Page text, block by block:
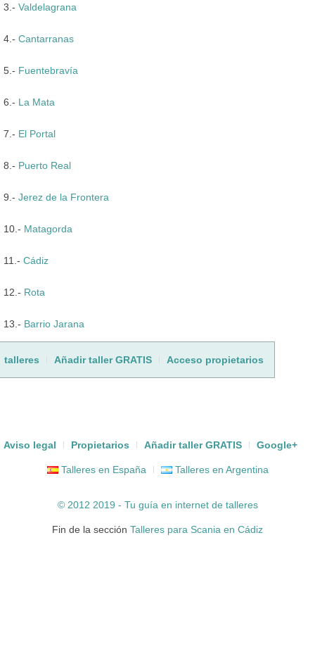
3.- Valdelagrana
4.- Cantarranas
5.- Fuentebravía
6.- La Mata
7.- El Portal
8.- Puerto Real
9.- Jerez de la Frontera
10.- Matagorda
11.- Cádiz
12.- Rota
13.- Barrio Jarana
talleres Añadir taller GRATIS Acceso propietarios
Aviso legal Propietarios Añadir taller GRATIS Google+
Talleres en España Talleres en Argentina
© 2012 2019 - Tu guía en internet de talleres
Fin de la sección Talleres para Scania en Cádiz